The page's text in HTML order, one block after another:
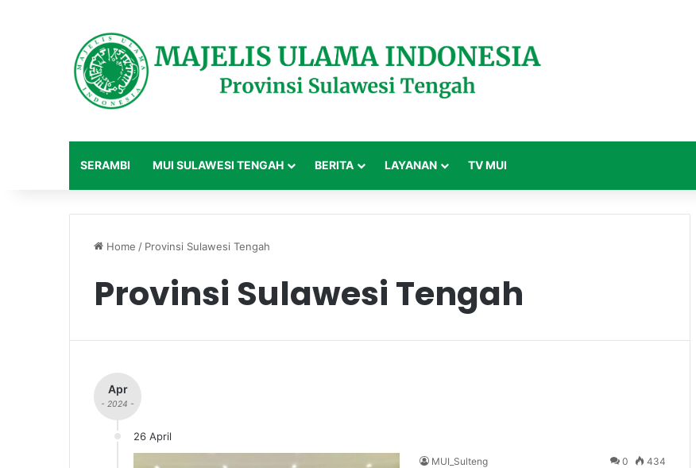
SERAMBI MUI SULAWESI TENGAH BERITA LAYANAN TV MUI
Home / Provinsi Sulawesi Tengah
Provinsi Sulawesi Tengah
Apr
- 2024 -
26 April
MUI_Sulteng 0 434